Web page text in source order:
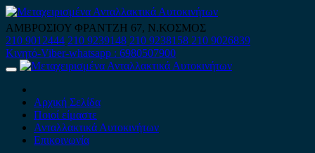
Skip
to
content
ΑΜΒΡΟΣΙΟΥ ΦΡΑΝΤΖΗ 67, Ν.ΚΟΣΜΟΣ
210 9012444 210 9239148 210 9238158 210 9026839
Κινητό-Viber-whatsapp : 6980507900
Primary
Αρχική Σελίδα
Ποιοί είμαστε
Ανταλλακτικά Αυτοκινήτων
Επικοινωνία